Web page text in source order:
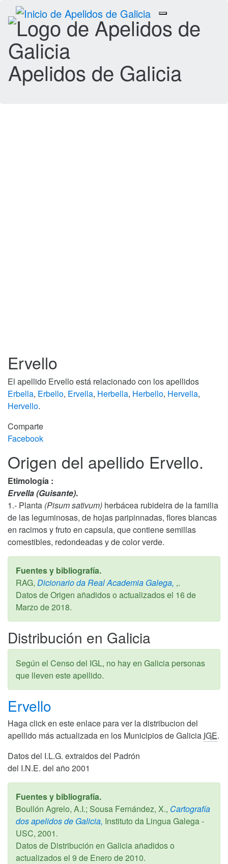
Toggle
navigation
Apelidos de Galicia
Ervello
El apellido Ervello está relacionado con los apellidos
Erbella, Erbello, Ervella, Herbella, Herbello, Hervella,
Hervello.
Comparte
Facebook
Origen del apellido Ervello.
Etimología :
Ervella (Guisante).
1.- Planta (Pisum sativum) herbácea rubideira de la familia
de las leguminosas, de hojas paripinnadas, flores blancas
en racimos y fruto en capsula, que contiene semillas
comestibles, redondeadas y de color verde.
Fuentes y bibliografía.
RAG, Dicionario da Real Academia Galega, ,.
Datos de Origen añadidos o actualizados el 16 de
Marzo de 2018.
Distribución en Galicia
Según el Censo del IGL, no hay en Galicia personas
que lleven este apellido.
Ervello
Haga click en este enlace para ver la distribucion del
apellido más actualizada en los Municipios de Galicia IGE.
Datos del I.L.G. extraidos del Padrón
del I.N.E. del año 2001
Fuentes y bibliografía.
Boullón Agrelo, A.I.; Sousa Fernández, X., Cartografía
dos apelidos de Galicia, Instituto da Lingua Galega -
USC, 2001.
Datos de Distribución en Galicia añadidos o
actualizados el 9 de Enero de 2010.